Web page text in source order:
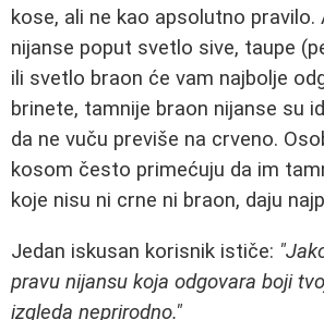
kose, ali ne kao apsolutno pravilo.
nijanse poput svetlo sive, taupe
ili svetlo braon će vam najbolje
brinete, tamnije braon nijanse su
da ne vuču previše na crveno.
kosom često primećuju da im
koje nisu ni crne ni braon, daju
Jedan iskusan korisnik ističe:
pravu nijansu koja odgovara boji
izgleda neprirodno."